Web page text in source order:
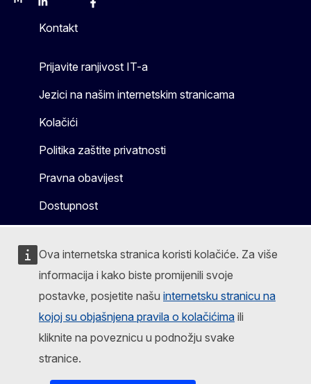
Ova internetska stranica koristi kolačiće. Za više
informacija i kako biste promijenili svoje
postavke, posjetite našu internetsku stranicu na
kojoj su objašnjena pravila o kolačićima ili
kliknite na poveznicu u podnožju svake
stranice.
MastodonLinkedInBlueskyFacebook
Kontakt
Prijavite ranjivost IT-a
Jezici na našim internetskim stranicama
Kolačići
Politika zaštite privatnosti
Pravna obavijest
Dostupnost